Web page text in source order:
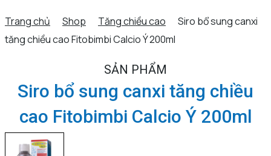
Trang chủ Shop Tăng chiều cao
Siro bổ sung canxi
tăng chiều cao Fitobimbi Calcio Ý 200ml
SẢN PHẨM
Siro bổ sung canxi tăng chiều
cao Fitobimbi Calcio Ý 200ml